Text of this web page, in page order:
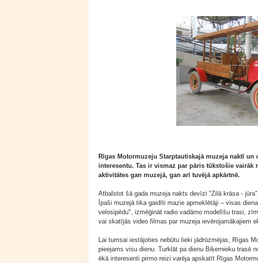
Rīgas Motormuzeju Starptautiskajā muzeja naktī un
interesentu. Tas ir vismaz par pāris tūkstošie vairāk
aktivitātes gan muzejā, gan arī tuvējā apkārtnē.
Atbalstot šā gada muzeja nakts devīzi "Zilā krāsa -
Īpaši muzejā tika gaidīti mazie apmeklētāji – visas
velosipēdu", izmēģināt radio vadāmo modelīšu trasi,
vai skatījās video filmas par muzeja ievērojamākajiem
Lai tumsai iestājoties nebūtu lieki jādrūzmējas, Rīgas
pieejams visu dienu. Turklāt pa dienu Biķernieku trasē
ēkā interesenti pirmo reizi varēja apskatīt Rīgas